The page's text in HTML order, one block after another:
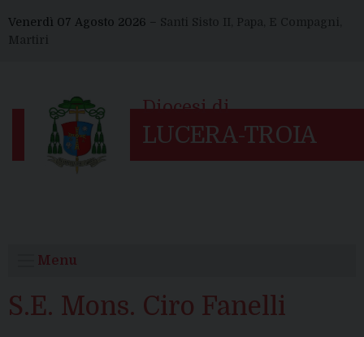
to
content
Venerdì 07 Agosto 2026 – Santi Sisto II, Papa, E Compagni,
Martiri
Menu
S.E. Mons. Ciro Fanelli